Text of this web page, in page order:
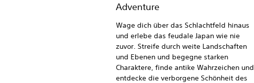
Adventure
Wage dich über das Schlachtfeld hinaus
und erlebe das feudale Japan wie nie
zuvor. Streife durch weite Landschaften
und Ebenen und begegne starken
Charaktere, finde antike Wahrzeichen und
entdecke die verborgene Schönheit des